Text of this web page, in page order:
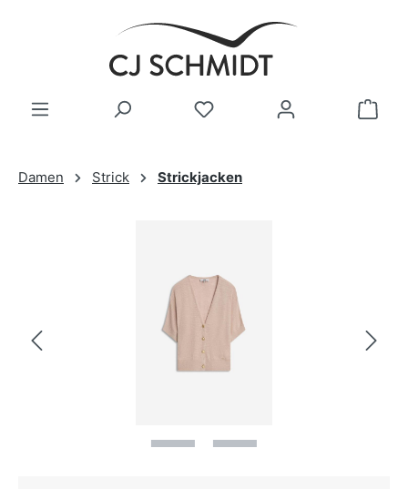
Zum Hauptinhalt springen
Damen Strick Strickjacken